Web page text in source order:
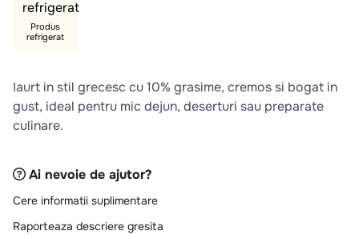
. aripi
ceafa
10.pizza
Produs
refrigerat
Iaurt in stil grecesc cu 10% grasime, cremos si bogat in
gust, ideal pentru mic dejun, deserturi sau preparate
culinare.
Ai nevoie de ajutor?
Cere informatii suplimentare
Raporteaza descriere gresita